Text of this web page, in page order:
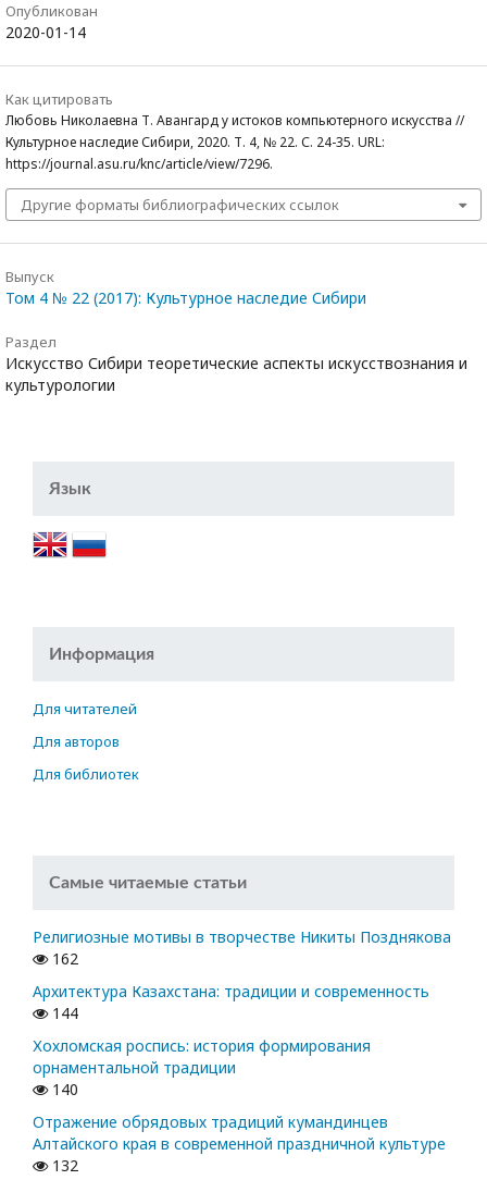
Опубликован
2020-01-14
Как цитировать
Любовь Николаевна Т. Авангард у истоков компьютерного искусства //
Культурное наследие Сибири, 2020. Т. 4, № 22. С. 24-35. URL:
https://journal.asu.ru/knc/article/view/7296.
Другие форматы библиографических ссылок
Выпуск
Том 4 № 22 (2017): Культурное наследие Сибири
Раздел
Искусство Сибири теоретические аспекты искусствознания и
культурологии
Язык
Информация
Для читателей
Для авторов
Для библиотек
Самые читаемые статьи
Религиозные мотивы в творчестве Никиты Позднякова
162
Архитектура Казахстана: традиции и современность
144
Хохломская роспись: история формирования
орнаментальной традиции
140
Отражение обрядовых традиций кумандинцев
Алтайского края в современной праздничной культуре
132